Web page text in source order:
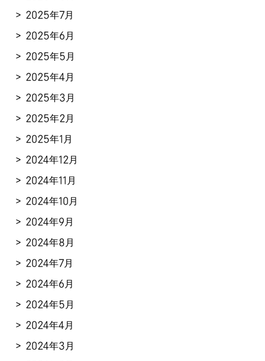
2025年7月
2025年6月
2025年5月
2025年4月
2025年3月
2025年2月
2025年1月
2024年12月
2024年11月
2024年10月
2024年9月
2024年8月
2024年7月
2024年6月
2024年5月
2024年4月
2024年3月